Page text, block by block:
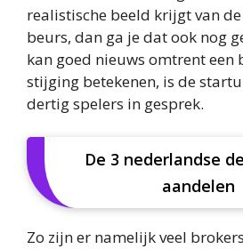
realistische beeld krijgt van
beurs, dan ga je dat ook nog
kan goed nieuws omtrent
stijging betekenen, is de
dertig spelers in gesprek.
De 3 nederlandse
aandelen
Zo zijn er namelijk veel